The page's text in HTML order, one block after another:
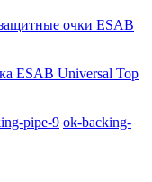
очки ESAB
ESAB Universal Top
pipe-9 ok-backing-